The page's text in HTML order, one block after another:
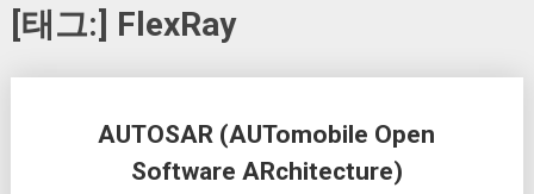
[태그:] FlexRay
AUTOSAR (AUTomobile Open
Software ARchitecture)
navigation